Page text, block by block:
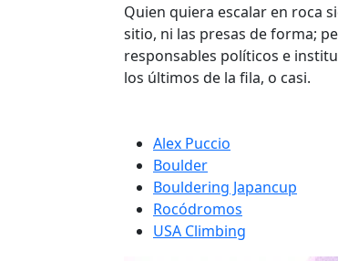
Quien quiera escalar en roca
sitio, ni las presas de forma;
responsables políticos e
los últimos de la fila, o casi.
Alex Puccio
Boulder
Bouldering Japancup
Rocódromos
USA Climbing